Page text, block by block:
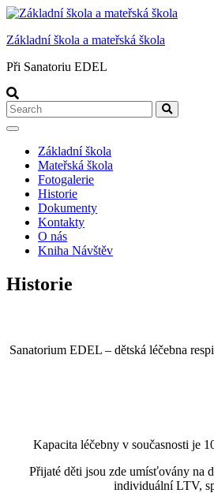
Skip
content
Základní škola a mateřská škola
Při Sanatoriu EDEL
Search
for:
Search
Základní škola
Mateřská škola
Fotogalerie
Historie
Dokumenty
Kontakty
O nás
Kniha Návštěv
Historie
Sanatorium EDEL – dětská léčebna
Kapacita léčebny v současnosti je
Přijaté děti jsou zde umísťovány na
individuální LTV,